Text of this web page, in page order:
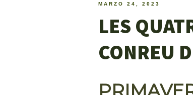
MARZO 24, 2023
LES
CONREU